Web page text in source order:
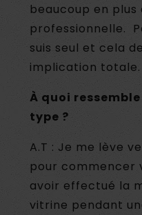
beaucoup en
professionnelle.
suis seul et cela
implication totale.
À quoi
type ?
A.T : Je me lève
pour commencer
avoir effectué la
vitrine pendant